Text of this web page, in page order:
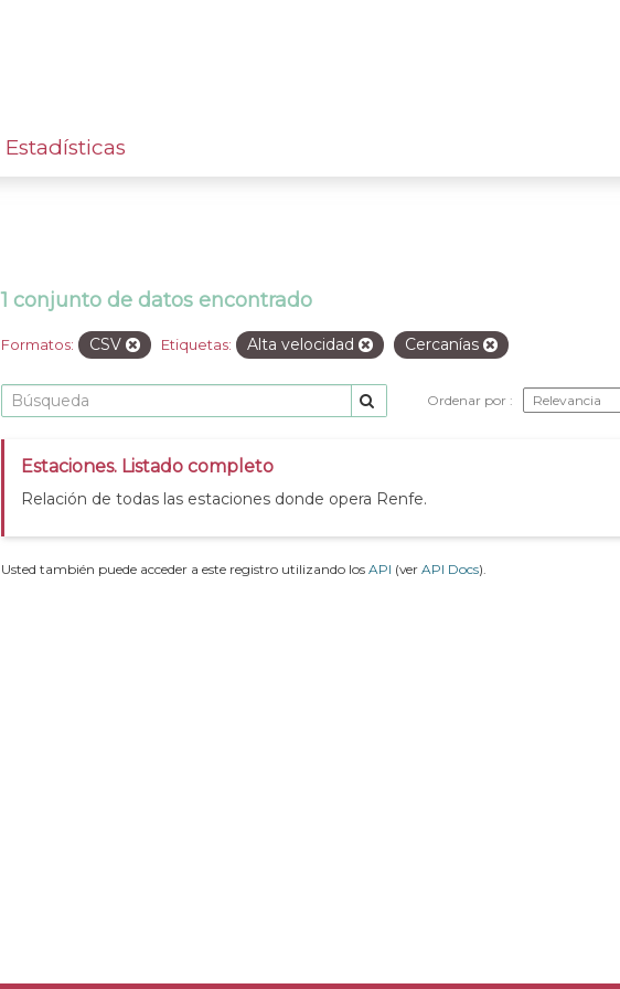
Estadísticas
1 conjunto de datos encontrado
Formatos: CSV Etiquetas: Alta velocidad Cercanías
Ordenar por
Estaciones. Listado completo
Relación de todas las estaciones donde opera Renfe.
Usted también puede acceder a este registro utilizando los API (ver API Docs).